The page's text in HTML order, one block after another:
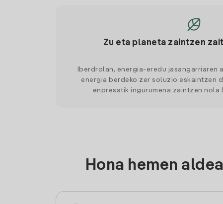
Zu eta planeta zaintzen
Iberdrolan, energia-eredu jasangarriaren
energia berdeko zer soluzio eskaintzen
enpresatik ingurumena zaintzen nola
Hona hemen